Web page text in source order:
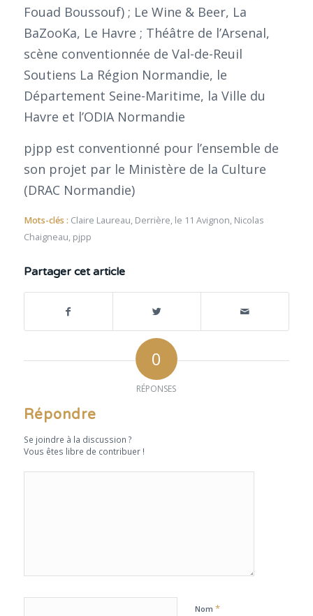
Fouad Boussouf) ; Le Wine & Beer, La
BaZooKa, Le Havre ; Théâtre de l’Arsenal,
scène conventionnée de Val-de-Reuil
Soutiens La Région Normandie, le
Département Seine-Maritime, la Ville du
Havre et l’ODIA Normandie
pjpp est conventionné pour l’ensemble de
son projet par le Ministère de la Culture
(DRAC Normandie)
Mots-clés : Claire Laureau, Derrière, le 11 Avignon, Nicolas
Chaigneau, pjpp
Partager cet article
0
RÉPONSES
Répondre
Se joindre à la discussion ?
Vous êtes libre de contribuer !
Nom *